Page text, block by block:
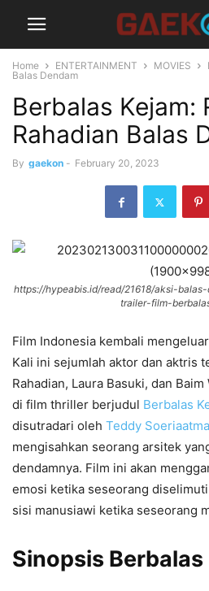
Home ENTERTAINMENT MOVIES
Balas Dendam
Berbalas Kejam:
Rahadian Balas
By gaekon - February 20, 2023
https://hypeabis.id/read/21618/aksi-
trailer-film-
Film Indonesia kembali
Kali ini sejumlah aktor dan aktris
Rahadian, Laura Basuki, dan
di film thriller berjudul Berbalas
disutradari oleh Teddy
mengisahkan seorang arsitek
dendamnya. Film ini akan
emosi ketika seseorang
sisi manusiawi ketika seseorang
Sinopsis Berbalas